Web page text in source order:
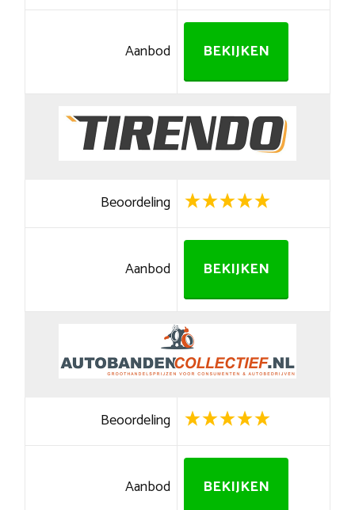
Aanbod BEKIJKEN
Beoordeling
Aanbod BEKIJKEN
Beoordeling
Aanbod BEKIJKEN